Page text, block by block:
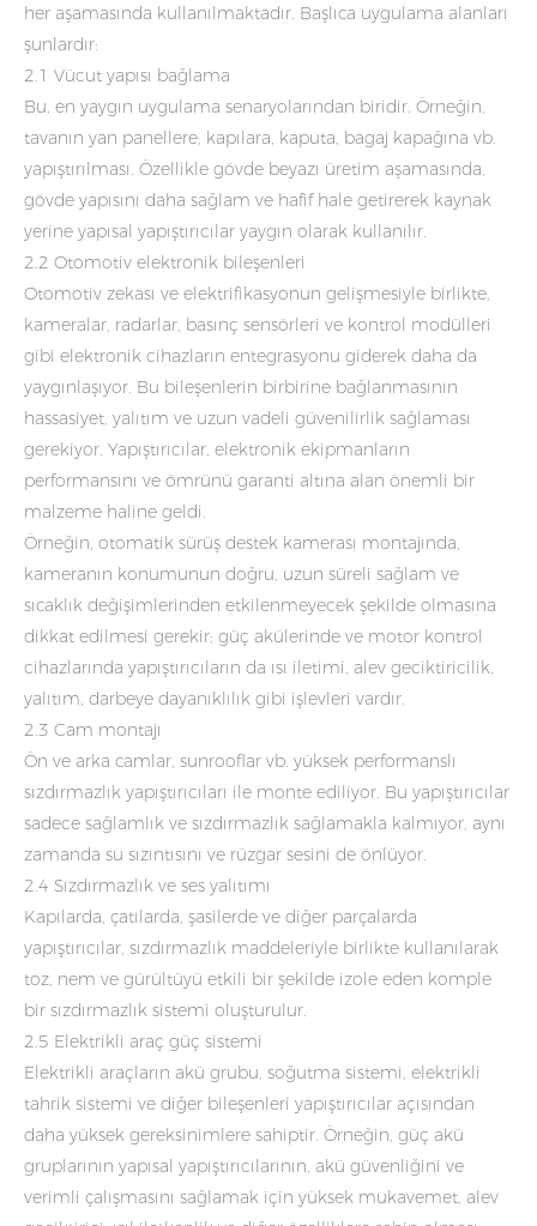
her aşamasında kullanılmaktadır. Başlıca uygulama alanları
şunlardır:
2.1 Vücut yapısı bağlama
Bu, en yaygın uygulama senaryolarından biridir. Örneğin,
tavanın yan panellere, kapılara, kaputa, bagaj kapağına vb.
yapıştırılması. Özellikle gövde beyazı üretim aşamasında,
gövde yapısını daha sağlam ve hafif hale getirerek kaynak
yerine yapısal yapıştırıcılar yaygın olarak kullanılır.
2.2 Otomotiv elektronik bileşenleri
Otomotiv zekası ve elektrifikasyonun gelişmesiyle birlikte,
kameralar, radarlar, basınç sensörleri ve kontrol modülleri
gibi elektronik cihazların entegrasyonu giderek daha da
yaygınlaşıyor. Bu bileşenlerin birbirine bağlanmasının
hassasiyet, yalıtım ve uzun vadeli güvenilirlik sağlaması
gerekiyor. Yapıştırıcılar, elektronik ekipmanların
performansını ve ömrünü garanti altına alan önemli bir
malzeme haline geldi.
Örneğin, otomatik sürüş destek kamerası montajında,
kameranın konumunun doğru, uzun süreli sağlam ve
sıcaklık değişimlerinden etkilenmeyecek şekilde olmasına
dikkat edilmesi gerekir; güç akülerinde ve motor kontrol
cihazlarında yapıştırıcıların da ısı iletimi, alev geciktiricilik,
yalıtım, darbeye dayanıklılık gibi işlevleri vardır.
2.3 Cam montajı
Ön ve arka camlar, sunrooflar vb. yüksek performanslı
sızdırmazlık yapıştırıcıları ile monte ediliyor. Bu yapıştırıcılar
sadece sağlamlık ve sızdırmazlık sağlamakla kalmıyor, aynı
zamanda su sızıntısını ve rüzgar sesini de önlüyor.
2.4 Sızdırmazlık ve ses yalıtımı
Kapılarda, çatılarda, şasilerde ve diğer parçalarda
yapıştırıcılar, sızdırmazlık maddeleriyle birlikte kullanılarak
toz, nem ve gürültüyü etkili bir şekilde izole eden komple
bir sızdırmazlık sistemi oluşturulur.
2.5 Elektrikli araç güç sistemi
Elektrikli araçların akü grubu, soğutma sistemi, elektrikli
tahrik sistemi ve diğer bileşenleri yapıştırıcılar açısından
daha yüksek gereksinimlere sahiptir. Örneğin, güç akü
gruplarının yapısal yapıştırıcılarının, akü güvenliğini ve
verimli çalışmasını sağlamak için yüksek mukavemet, alev